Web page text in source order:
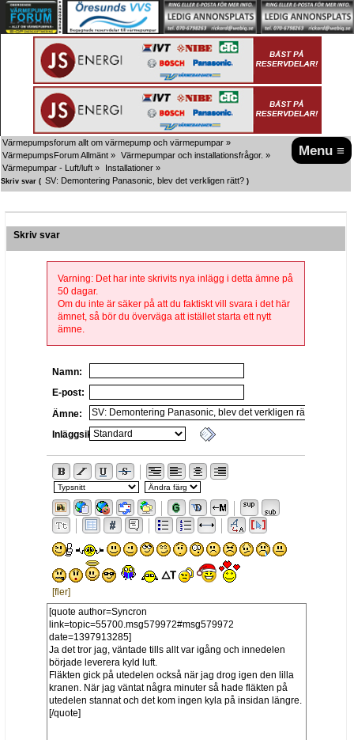
Menu ≡
Värmepumpsforum allt om värmepump och värmepumpar »
VärmepumpsForum Allmänt » Värmepumpar och installationsfrågor. »
Värmepumpar - Luft/luft » Installationer »
Skriv svar ( SV: Demontering Panasonic, blev det verkligen rätt? )
Skriv svar
Varning: Det har inte skrivits nya inlägg i detta ämne på
50 dagar.
Om du inte är säker på att du faktiskt vill svara i det här
ämnet, så bör du överväga att istället starta ett nytt
ämne.
Namn:
E-post:
Ämne:
Inläggsikon:
[fler]